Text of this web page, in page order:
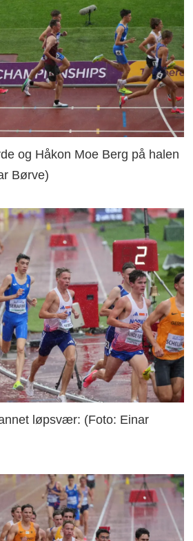
og Håkon Moe Berg på halen
Børve)
løpsvær: (Foto: Einar